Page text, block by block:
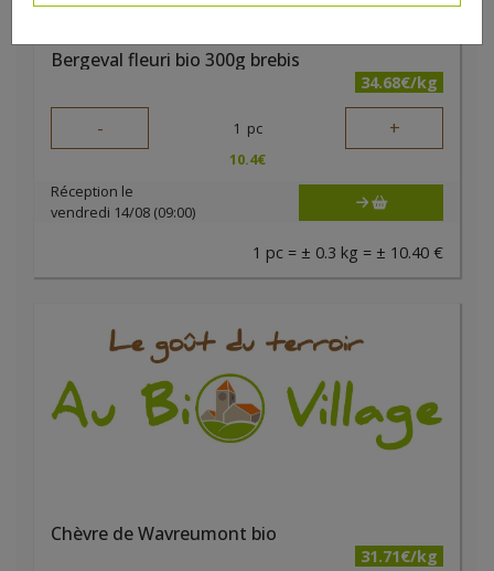
Bergeval fleuri bio 300g brebis
34.68€/kg
- 1 pc +
10.4€
Réception le
vendredi 14/08 (09:00)
1 pc = ± 0.3 kg = ± 10.40 €
Chèvre de Wavreumont bio
31.71€/kg